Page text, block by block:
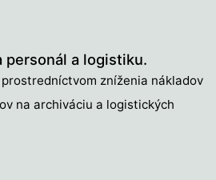
personál a logistiku.
zníženia nákladov
na archiváciu a logistických